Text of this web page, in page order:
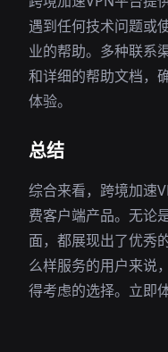
遇到任何技术问题或
业的帮助。多种联系
和详细的帮助文档，
体验。
总结
综合来看，跨境加速
费客户端产品。无论
面，都展现出了优秀
么样服务的用户来说
得考虑的选择。立即